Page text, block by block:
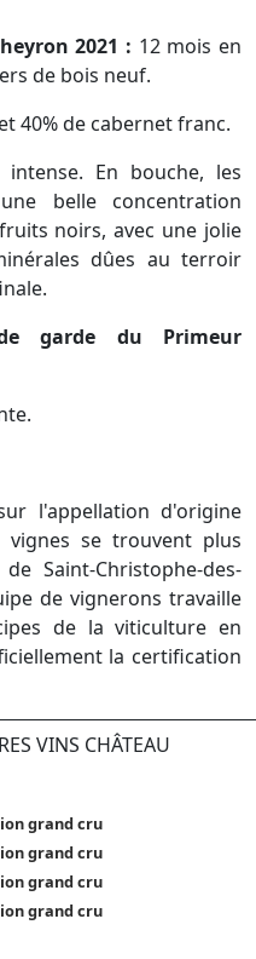
2021 : 12 mois en
de bois neuf.
40% de cabernet franc.
En bouche, les
belle concentration
noirs, avec une jolie
dûes au terroir
garde du Primeur
l'appellation d'origine
vignes se trouvent plus
Saint-Christophe-des-
de vignerons travaille
de la viticulture en
la certification
VINS CHÂTEAU
grand cru
grand cru
grand cru
grand cru